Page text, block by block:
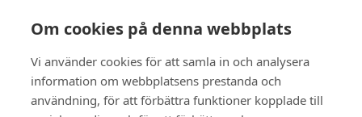
Om cookies på denna webbplats
Vi använder cookies för att samla in och analysera
information om webbplatsens prestanda och
användning, för att förbättra funktioner kopplade till
Följ oss på sociala medier